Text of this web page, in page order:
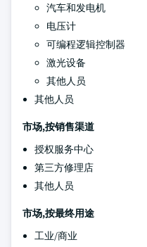
汽车和发电机
电压计
可编程逻辑控制器
激光设备
其他人员
其他人员
市场,按销售渠道
授权服务中心
第三方修理店
其他人员
市场,按最终用途
工业/商业